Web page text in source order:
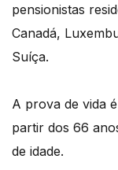
pensionistas
Canadá,
Suíça.
A prova de vida
partir dos 66
de idade.